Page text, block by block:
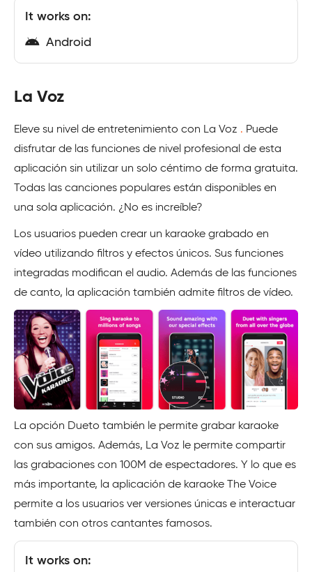
It works on:
Android
La Voz
Eleve su nivel de entretenimiento con La Voz . Puede
disfrutar de las funciones de nivel profesional de esta
aplicación sin utilizar un solo céntimo de forma gratuita.
Todas las canciones populares están disponibles en
una sola aplicación. ¿No es increíble?
Los usuarios pueden crear un karaoke grabado en
vídeo utilizando filtros y efectos únicos. Sus funciones
integradas modifican el audio. Además de las funciones
de canto, la aplicación también admite filtros de vídeo.
La opción Dueto también le permite grabar karaoke
con sus amigos. Además, La Voz le permite compartir
las grabaciones con 100M de espectadores. Y lo que es
más importante, la aplicación de karaoke The Voice
permite a los usuarios ver versiones únicas e interactuar
también con otros cantantes famosos.
It works on: